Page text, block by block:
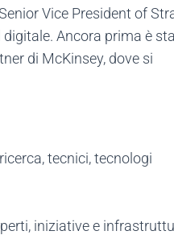
Vice President of
Ancora prima è
di McKinsey, dove si
tecnici, tecnologi
iniziative e